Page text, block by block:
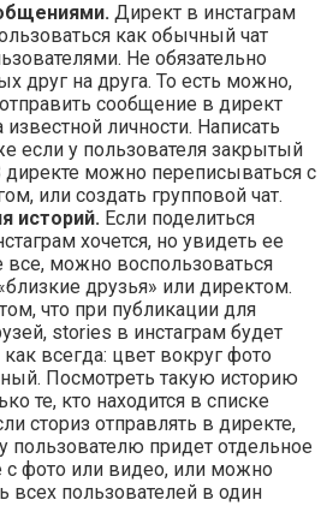
Директ в инстаграм
как обычный чат
Не обязательно
друг на друга. То есть можно,
сообщение в директ
известной личности. Написать
если у пользователя закрытый
директе можно переписываться с
или создать групповой чат.
историй. Если поделиться
хочется, но увидеть ее
можно воспользоваться
друзья» или директом.
что при публикации для
stories в инстаграм будет
всегда: цвет вокруг фото
Посмотреть такую историю
те, кто находится в списке
сториз отправлять в директе,
пользователю придет отдельное
с фото или видео, или можно
всех пользователей в один